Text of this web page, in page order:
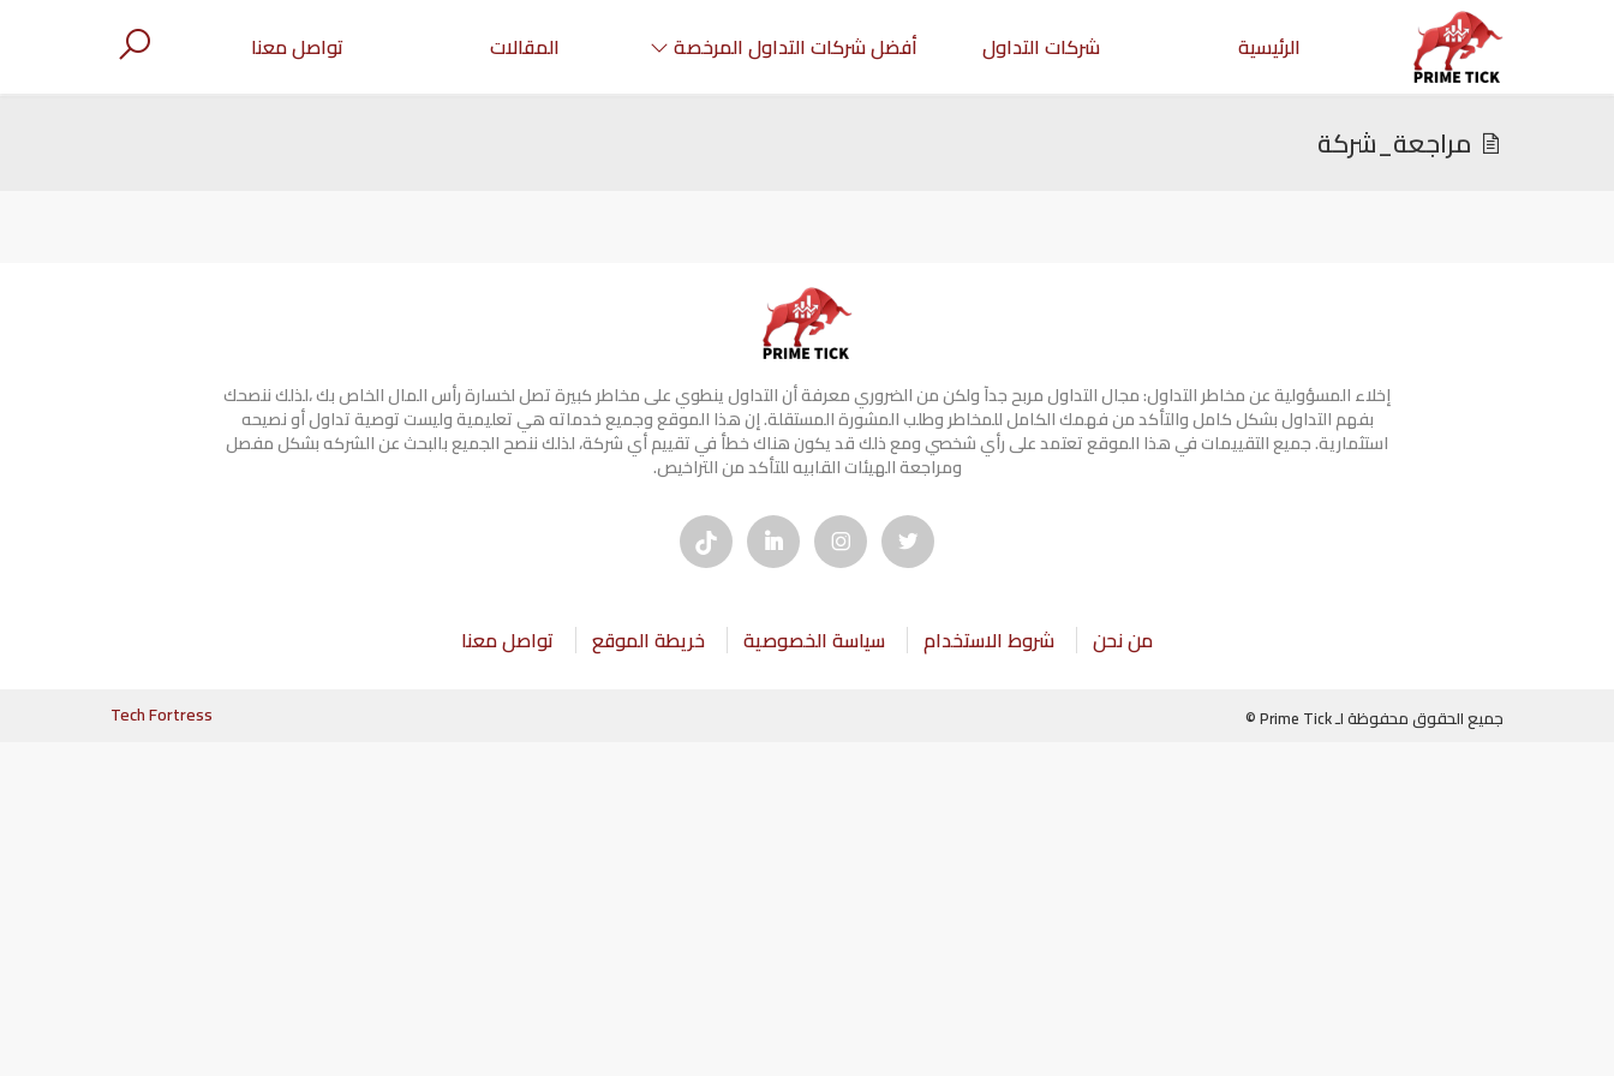
الرئيسية شركات التداول أفضل شركات التداول المرخصة المقالات تواصل معنا
مراجعة_شركة
إخلاء المسؤولية عن مخاطر التداول: مجال التداول مربح جدآ ولكن من الضروري معرفة أن التداول ينطوي على مخاطر كبيرة تصل لخسارة رأس المال الخاص بك ،لذلك ننصحك
بفهم التداول بشكل كامل والتأكد من فهمك الكامل للمخاطر وطلب المشورة المستقلة. إن هذا الموقع وجميع خدماته هي تعليمية وليست توصية تداول أو نصيحه
استثمارية. جميع التقييمات في هذا الموقع تعتمد على رأي شخصي ومع ذلك قد يكون هناك خطأ في تقييم أي شركة، لذلك ننصح الجميع بالبحث عن الشركه بشكل مفصل
ومراجعة الهيئات القابيه للتأكد من التراخيص.
من نحن شروط الاستخدام سياسة الخصوصية خريطة الموقع تواصل معنا
جميع الحقوق محفوظة لـ Prime Tick © Tech Fortress